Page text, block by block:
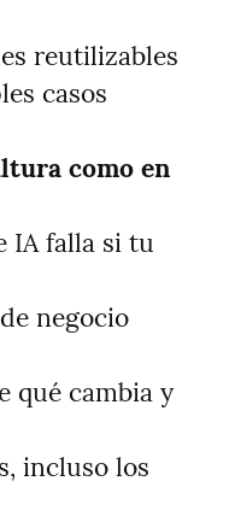
reutilizables
casos
como en
IA falla si tu
negocio
qué cambia y
incluso los